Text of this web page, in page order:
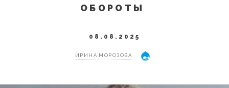
ОБОРОТЫ
08.08.2025
ИРИНА МОРОЗОВА